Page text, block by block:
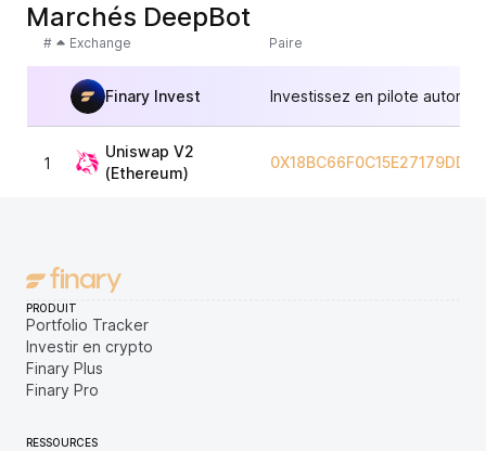
Marchés DeepBot
# Exchange Paire
Finary Invest Investissez en pilote
1
Uniswap V2
(Ethereum)
PRODUIT
Portfolio Tracker
Investir en crypto
Finary Plus
Finary Pro
RESSOURCES